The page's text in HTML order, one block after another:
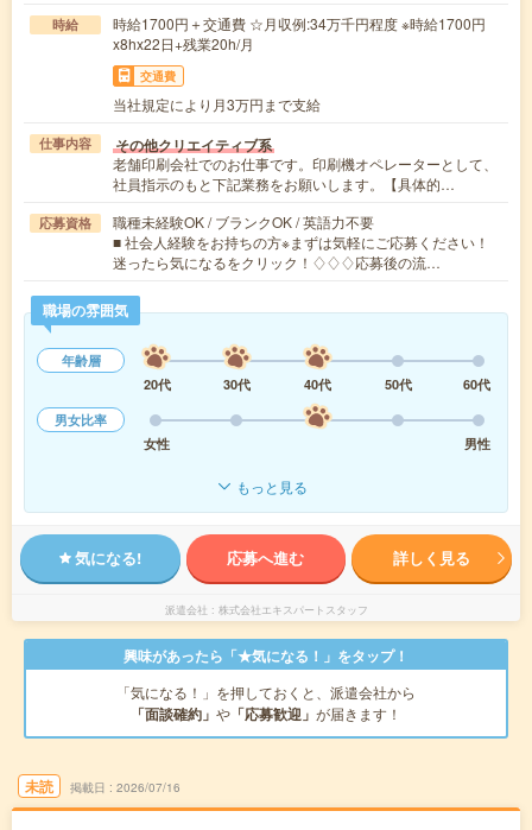
時給
時給1700円＋交通費 ☆月収例:34万千円程度 ※時給1700円
x8hx22日+残業20h/月
交通費
当社規定により月3万円まで支給
仕事内容 その他クリエイティブ系
老舗印刷会社でのお仕事です。印刷機オペレーターとして、
社員指示のもと下記業務をお願いします。【具体的…
応募資格
職種未経験OK / ブランクOK / 英語力不要
■ 社会人経験をお持ちの方※まずは気軽にご応募ください！
迷ったら気になるをクリック！♢♢♢応募後の流…
職場の雰囲気
年齢層
20代
30代 40代 50代
60代
男女比率
女性
男性
もっと見る
気になる! 応募へ進む 詳しく見る
派遣会社 株式会社エキスパートスタッフ
興味があったら「★気になる！」をタップ！
「気になる！」を押しておくと、派遣会社から
「面談確約」 や 「応募歓迎」 が届きます！
未読 掲載日 2026/07/16